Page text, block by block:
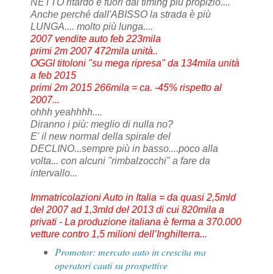
NETTO ritardo e fuori dal timing più propizio....
Anche perché dall'ABISSO la strada è più
LUNGA.... molto più lunga....
2007 vendite auto feb 223mila
primi 2m 2007 472mila unità..
OGGI titoloni "su mega ripresa" da 134mila unità
a feb 2015
primi 2m 2015 266mila = ca. -45% rispetto al
2007...
ohhh yeahhhh....
Diranno i più: meglio di nulla no?
E' il new normal della spirale del
DECLINO...sempre più in basso....poco alla
volta... con alcuni "rimbalzocchi" a fare da
intervallo...
Immatricolazioni Auto in Italia = da quasi 2,5mld
del 2007 ad 1,3mld del 2013 di cui 820mila a
privati - La produzione italiana è ferma a 370.000
vetture contro 1,5 milioni dell’Inghilterra...
Promotor: mercato auto in crescita ma
operatori cauti su prospettive